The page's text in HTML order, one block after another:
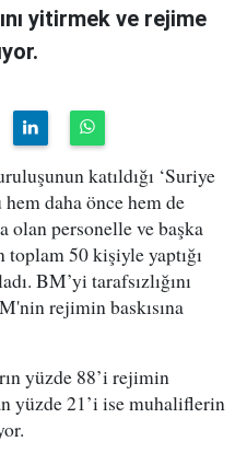
yitirmek ve rejime
katıldığı ‘Suriye
daha önce hem de
olan personelle ve başka
toplam 50 kişiyle yaptığı
BM’yi tarafsızlığını
rejimin baskısına
yüzde 88’i rejimin
yüzde 21’i ise muhaliflerin